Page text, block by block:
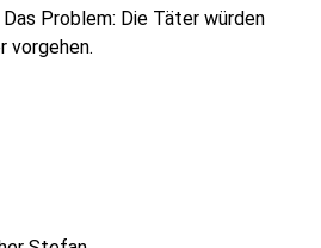
Problem: Die Täter würden
vorgehen.